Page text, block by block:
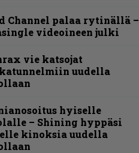
Channel palaa rytinällä –
videoineen julki
vie katsojat
uudella
hyiselle
– Shining hyppäsi
kinoksia uudella